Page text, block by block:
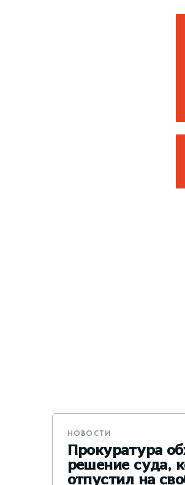
НОВОСТИ
Прокуратура
решение суда,
отпустил на